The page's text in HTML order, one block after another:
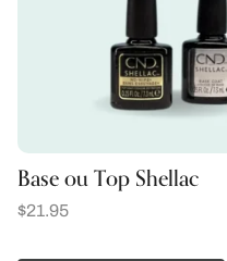
Base ou Top Shellac
$21.95